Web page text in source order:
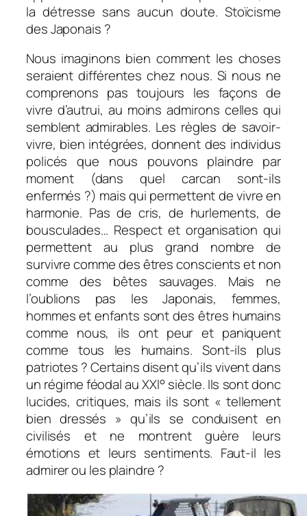
la détresse sans aucun doute. Stoïcisme
des Japonais ?
Nous imaginons bien comment les choses
seraient différentes chez nous. Si nous ne
comprenons pas toujours les façons de
vivre d’autrui, au moins admirons celles qui
semblent admirables. Les règles de savoir-
vivre, bien intégrées, donnent des individus
policés que nous pouvons plaindre par
moment (dans quel carcan sont-ils
enfermés ?) mais qui permettent de vivre en
harmonie. Pas de cris, de hurlements, de
bousculades… Respect et organisation qui
permettent au plus grand nombre de
survivre comme des êtres conscients et non
comme des bêtes sauvages. Mais ne
l’oublions pas les Japonais, femmes,
hommes et enfants sont des êtres humains
comme nous, ils ont peur et paniquent
comme tous les humains. Sont-ils plus
patriotes ? Certains disent qu’ils vivent dans
un régime féodal au XXI° siècle. Ils sont donc
lucides, critiques, mais ils sont « tellement
bien dressés » qu’ils se conduisent en
civilisés et ne montrent guère leurs
émotions et leurs sentiments. Faut-il les
admirer ou les plaindre ?